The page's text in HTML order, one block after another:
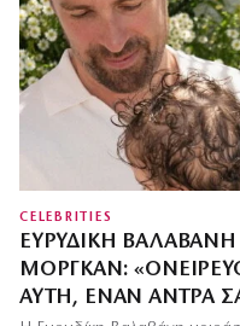
CELEBRITIES
ΕΥΡΥΔΊΚΗ
ΜΌΡΓΚΑΝ:
ΑΥΤΉ, ΈΝΑΝ ΆΝΤΡΑ